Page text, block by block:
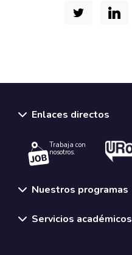
Enlaces directos
Trabaja con
nosotros.
Nuestros programas
Servicios académicos